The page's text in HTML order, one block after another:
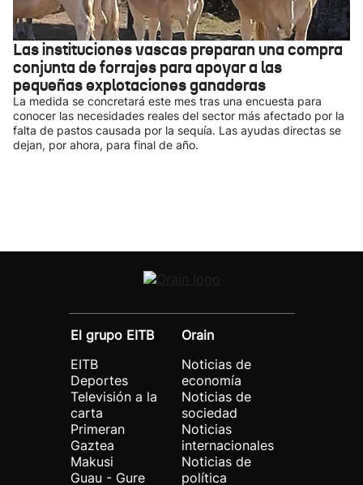
Las instituciones vascas preparan una compra
conjunta de forrajes para apoyar a las
pequeñas explotaciones ganaderas
La medida se concretará este mes tras una encuesta para
conocer las necesidades reales del sector más afectado por la
falta de pastos causada por la sequía. Las ayudas directas se
dejan, por ahora, para final de año.
El grupo EITB
EITB
Deportes
Televisión a la
carta
Primeran
Gaztea
Makusi
Guau - Gure
Orain
Noticias de
economía
Noticias de
sociedad
Noticias
internacionales
Noticias de
política